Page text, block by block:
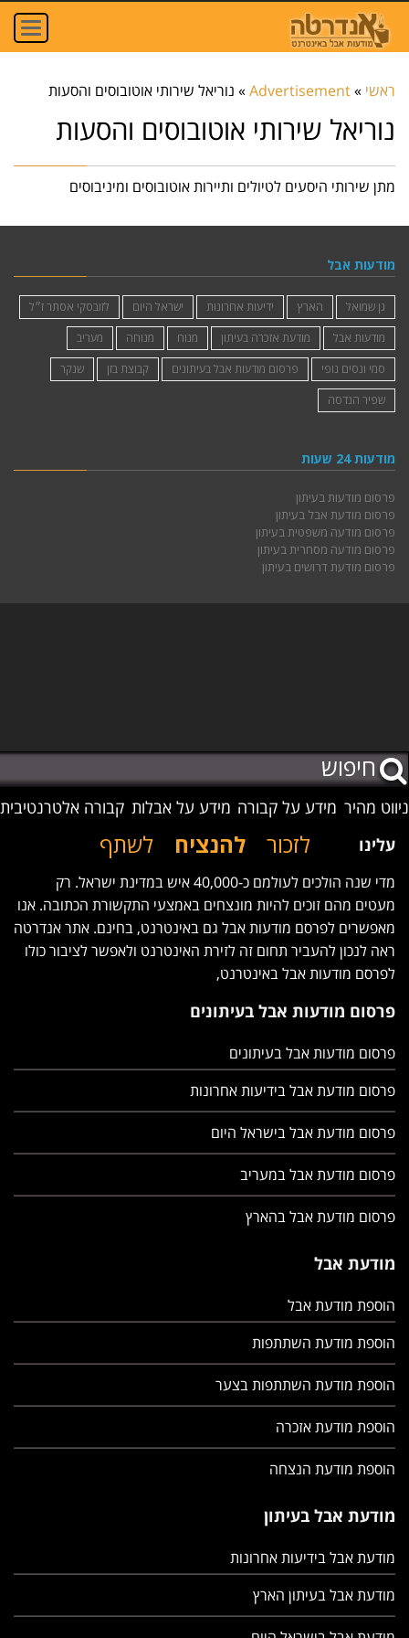
ראשי »
Advertisement
» נוריאל שירותי אוטובוסים והסעות
נוריאל שירותי אוטובוסים והסעות
מתן שירותי היסעים לטיולים ותיירות אוטובוסים ומיניבוסים
מודעות אבל
גן שמואל הארץ ידיעות אחרונות ישראל היום
לזובסקי אסתר ז״ל
מודעות אבל
מודעת אזכרה בעיתון מנוח מנוחה
מעריב
סמי ונסים נופי
פרסום מודעות אבל בעיתונים קבוצת בזן
שנקר
שפיר הנדסה
מודעות 24 שעות
פרסום מודעות בעיתון
פרסום מודעת אבל בעיתון
פרסום מודעה משפטית בעיתון
פרסום מודעה מסחרית בעיתון
פרסום מודעת דרושים בעיתון
ניווט מהיר מידע על קבורה מידע על אבלות קבורה אלטרנטיבית
לזכור להנציח לשתף עלינו
מדי שנה הולכים לעולמם כ-40,000 איש במדינת ישראל. רק
מעטים מהם זוכים להיות מונצחים באמצעי התקשורת הכתובה. אנו
מאפשרים לפרסם מודעות אבל גם באינטרנט, בחינם. אתר אנדרטה
ראה לנכון להעביר תחום זה לזירת האינטרנט ולאפשר לציבור כולו
לפרסם מודעות אבל באינטרנט,
פרסום מודעות אבל בעיתונים
פרסום מודעות אבל בעיתונים
פרסום מודעת אבל בידיעות אחרונות
פרסום מודעת אבל בישראל היום
פרסום מודעת אבל במעריב
פרסום מודעת אבל בהארץ
מודעת אבל
הוספת מודעת אבל
הוספת מודעת השתתפות
הוספת מודעת השתתפות בצער
הוספת מודעת אזכרה
הוספת מודעת הנצחה
מודעת אבל בעיתון
מודעת אבל בידיעות אחרונות
מודעת אבל בעיתון הארץ